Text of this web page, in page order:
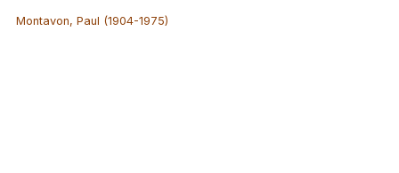
Montavon, Paul (1904-1975)